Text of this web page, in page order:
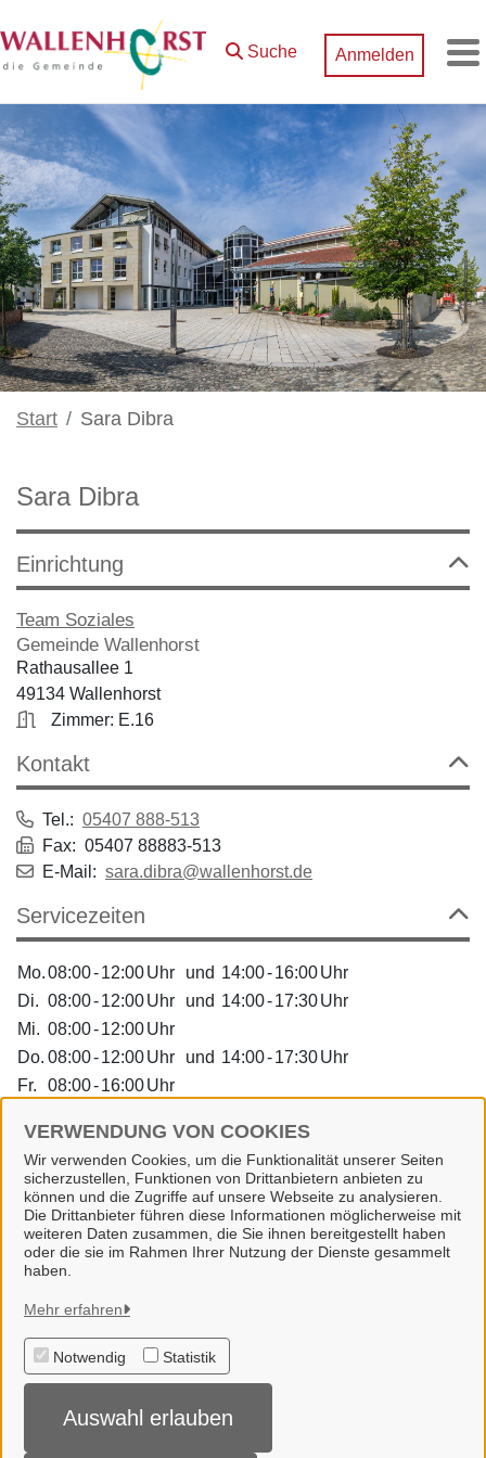
Zum Hauptinhalt springen
VERWENDUNG VON COOKIES
Wir verwenden Cookies, um die Funktionalität unserer Seiten
sicherzustellen, Funktionen von Drittanbietern anbieten zu
können und die Zugriffe auf unsere Webseite zu analysieren.
Die Drittanbieter führen diese Informationen möglicherweise mit
weiteren Daten zusammen, die Sie ihnen bereitgestellt haben
oder die sie im Rahmen Ihrer Nutzung der Dienste gesammelt
haben.
Mehr erfahren
Notwendig Statistik
Auswahl erlauben
Suche Anmelden
Start Sara Dibra
Sara Dibra
Einrichtung
Team Soziales
Gemeinde Wallenhorst
Rathausallee 1
49134 Wallenhorst
Zimmer: E.16
Kontakt
Tel.: 05407 888-513
Fax: 05407 88883-513
E-Mail: sara.dibra@wallenhorst.de
Servicezeiten
Mo.08:00-12:00Uhr und 14:00-16:00Uhr
Di. 08:00-12:00Uhr und 14:00-17:30Uhr
Mi. 08:00-12:00Uhr
Do. 08:00-12:00Uhr und 14:00-17:30Uhr
Fr.
08:00-16:00Uhr
Dienstleistungen
Alle zugeordneten Einrichtungen
Gemeinde Wallenhorst
Alle Rechte vorbehalten